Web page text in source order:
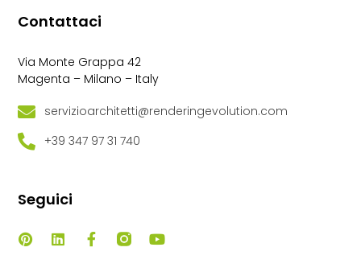
Contattaci
Via Monte Grappa 42
Magenta – Milano – Italy
servizioarchitetti@renderingevolution.com
+39 347 97 31 740
Seguici